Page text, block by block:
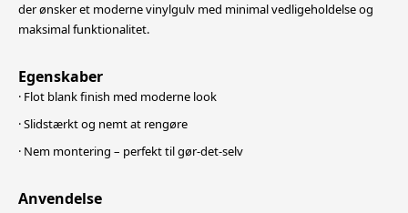
der ønsker et moderne vinylgulv med minimal vedligeholdelse og
maksimal funktionalitet.
Egenskaber
· Flot blank finish med moderne look
· Slidstærkt og nemt at rengøre
· Nem montering – perfekt til gør-det-selv
Anvendelse